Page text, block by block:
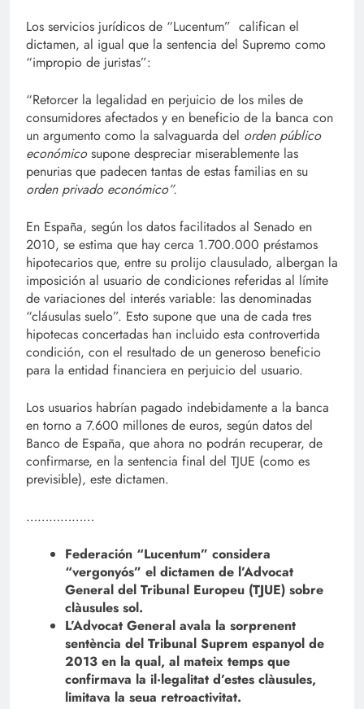
Los servicios jurídicos de “Lucentum” califican el
dictamen, al igual que la sentencia del Supremo como
“impropio de juristas”:
“Retorcer la legalidad en perjuicio de los miles de
consumidores afectados y en beneficio de la banca con
un argumento como la salvaguarda del orden público
económicosupone despreciar miserablemente las
penurias que padecen tantas de estas familias en su
orden privado económico”.
En España, según los datos facilitados al Senado en
2010, se estima que hay cerca 1.700.000 préstamos
hipotecarios que, entre su prolijo clausulado, albergan la
imposición al usuario de condiciones referidas al límite
de variaciones del interés variable: las denominadas
“cláusulas suelo”. Esto supone que una de cada tres
hipotecas concertadas han incluido esta controvertida
condición, con el resultado de un generoso beneficio
para la entidad financiera en perjuicio del usuario.
Los usuarios habrían pagado indebidamente a la banca
en torno a 7.600 millones de euros, según datos del
Banco de España, que ahora no podrán recuperar, de
confirmarse, en la sentencia final del TJUE (como es
previsible), este dictamen.
………………
Federación “Lucentum” considera
“vergonyós” el dictamen de l’Advocat
General del Tribunal Europeu (TJUE) sobre
clàusules sol.
L’Advocat General avala la sorprenent
sentència del Tribunal Suprem espanyol de
2013 en la qual, al mateix temps que
confirmava la il·legalitat d’estes clàusules,
limitava la seua retroactivitat.